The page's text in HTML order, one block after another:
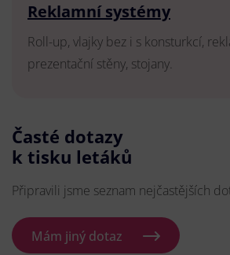
Reklamní systémy
Roll-up, vlajky bez i s konsturkcí,
prezentační stěny, stojany.
Časté dotazy
k tisku letáků
Připravili jsme seznam nejčastějších
Mám jiný dotaz